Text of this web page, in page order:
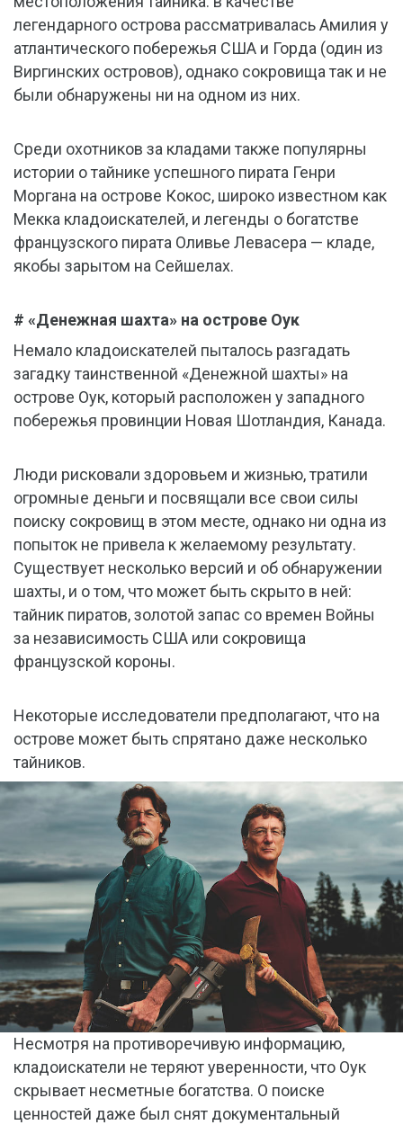
легендарного острова рассматривалась Амилия у
атлантического побережья США и Горда (один из
Виргинских островов), однако сокровища так и не
были обнаружены ни на одном из них.
Среди охотников за кладами также популярны
истории о тайнике успешного пирата Генри
Моргана на острове Кокос, широко известном как
Мекка кладоискателей, и легенды о богатстве
французского пирата Оливье Левасера — кладе,
якобы зарытом на Сейшелах.
# «Денежная шахта» на острове Оук
Немало кладоискателей пыталось разгадать
загадку таинственной «Денежной шахты» на
острове Оук, который расположен у западного
побережья провинции Новая Шотландия, Канада.
Люди рисковали здоровьем и жизнью, тратили
огромные деньги и посвящали все свои силы
поиску сокровищ в этом месте, однако ни одна из
попыток не привела к желаемому результату.
Существует несколько версий и об обнаружении
шахты, и о том, что может быть скрыто в ней:
тайник пиратов, золотой запас со времен Войны
за независимость США или сокровища
французской короны.
Некоторые исследователи предполагают, что на
острове может быть спрятано даже несколько
тайников.
Несмотря на противоречивую информацию,
кладоискатели не теряют уверенности, что Оук
скрывает несметные богатства. О поиске
ценностей даже был снят документальный